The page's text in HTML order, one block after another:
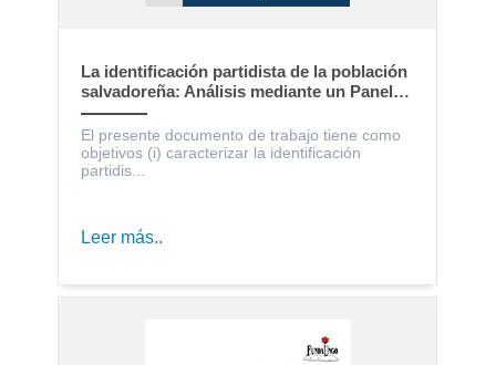
La identificación partidista de la población
salvadoreña: Análisis mediante un Panel
Electoral
El presente documento de trabajo tiene como
objetivos (i) caracterizar la identificación
partidis...
Leer más..